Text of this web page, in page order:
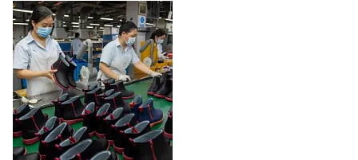
На платформе Lamoda - новый раздел и
условия продвижения локальных
дизайнерских марок
Российский маркетплейс Lamoda решил обновить
раздел для продажи продукции локальных
дизайнерских марок одежды, обуви и аксессуаров.
Бренды также получат маркетинговую…